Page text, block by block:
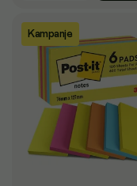
Kampanje